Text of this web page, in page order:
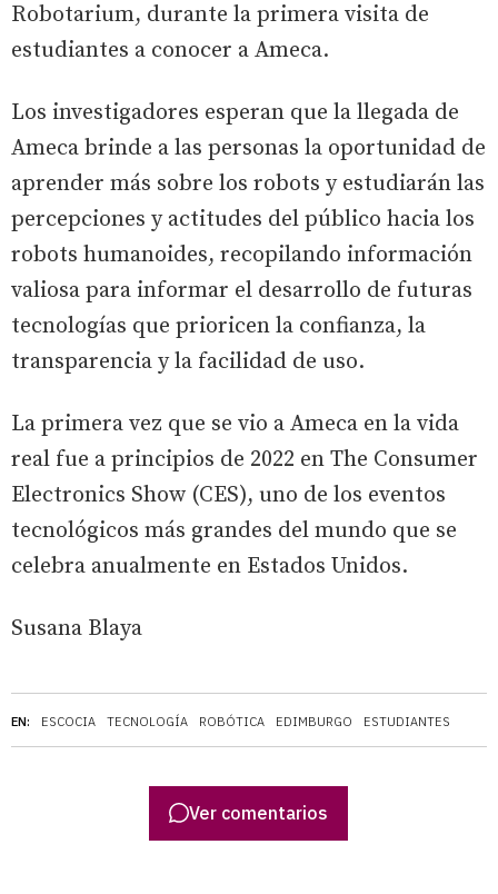
EN: ESCOCIA TECNOLOGÍA ROBÓTICA EDIMBURGO ESTUDIANTES
Robotarium, durante la primera visita de
estudiantes a conocer a Ameca.
Los investigadores esperan que la llegada de
Ameca brinde a las personas la oportunidad de
aprender más sobre los robots y estudiarán las
percepciones y actitudes del público hacia los
robots humanoides, recopilando información
valiosa para informar el desarrollo de futuras
tecnologías que prioricen la confianza, la
transparencia y la facilidad de uso.
La primera vez que se vio a Ameca en la vida
real fue a principios de 2022 en The Consumer
Electronics Show (CES), uno de los eventos
tecnológicos más grandes del mundo que se
celebra anualmente en Estados Unidos.
Susana Blaya
Ver comentarios